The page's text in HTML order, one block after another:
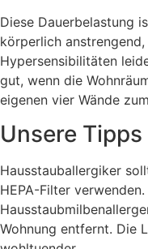
Diese Dauerbelastung
körperlich
Hypersensibilitäten
gut, wenn die
eigenen vier Wände
Unsere Tipps
Hausstauballergiker
HEPA-Filter
Wohnung entfernt. Die